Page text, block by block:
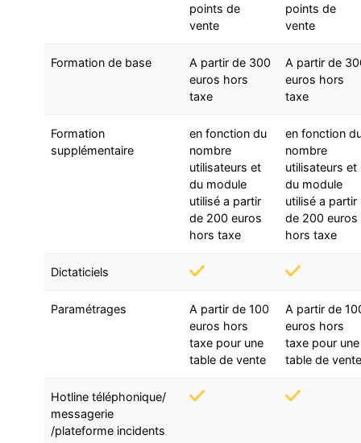
points de
vente
points de
vente
Formation de base
A partir de 300
euros hors
taxe
A partir de
euros hors
taxe
Formation
supplémentaire
en fonction du
nombre
utilisateurs et
du module
utilisé a partir
de 200 euros
hors taxe
en fonction
nombre
utilisateurs et
du module
utilisé a partir
de 200 euros
hors taxe
Dictaticiels
Paramétrages
A partir de 100
euros hors
taxe pour une
table de vente
A partir de
euros hors
taxe pour une
table de vente
Hotline téléphonique/
messagerie
/plateforme incidents